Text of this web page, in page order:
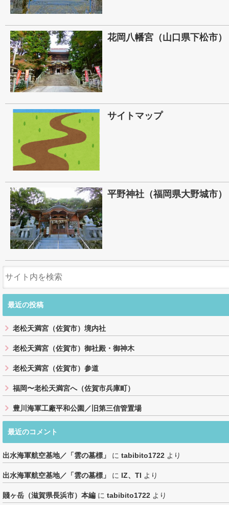
花岡八幡宮（山口県下松市）
サイトマップ
平野神社（福岡県大野城市）
最近の投稿
老松天満宮（佐賀市）境内社
老松天満宮（佐賀市）御社殿・御神木
老松天満宮（佐賀市）参道
福岡〜老松天満宮へ（佐賀市兵庫町）
豊川海軍工廠平和公園／旧第三信管置場
最近のコメント
出水海軍航空基地／「雲の墓標」 に tabibito1722 より
出水海軍航空基地／「雲の墓標」 に IZ、TI より
賤ヶ岳（滋賀県長浜市）本編 に tabibito1722 より